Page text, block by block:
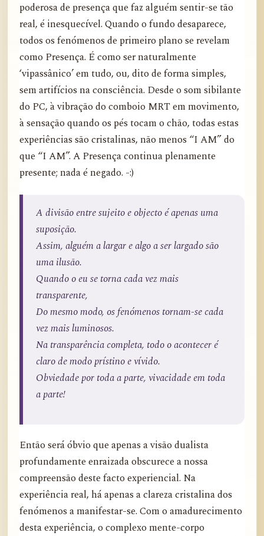
poderosa de presença que faz alguém sentir-se tão
real, é inesquecível. Quando o fundo desaparece,
todos os fenómenos de primeiro plano se revelam
como Presença. É como ser naturalmente
‘vipassânico’ em tudo, ou, dito de forma simples,
sem artifícios na consciência. Desde o som sibilante
do PC, à vibração do comboio MRT em movimento,
à sensação quando os pés tocam o chão, todas estas
experiências são cristalinas, não menos “I AM” do
que “I AM”. A Presença continua plenamente
presente; nada é negado. -:)
A divisão entre sujeito e objecto é apenas uma
suposição.
Assim, alguém a largar e algo a ser largado são
uma ilusão.
Quando o eu se torna cada vez mais
transparente,
Do mesmo modo, os fenómenos tornam-se cada
vez mais luminosos.
Na transparência completa, todo o acontecer é
claro de modo prístino e vívido.
Obviedade por toda a parte, vivacidade em toda
a parte!
Então será óbvio que apenas a visão dualista
profundamente enraizada obscurece a nossa
compreensão deste facto experiencial. Na
experiência real, há apenas a clareza cristalina dos
fenómenos a manifestar-se. Com o amadurecimento
desta experiência, o complexo mente-corpo